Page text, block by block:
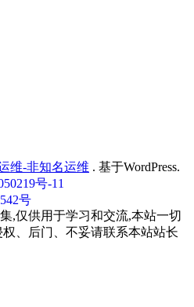
维-非知名运维 . 基于WordPress.
号-11
号
,仅供用于学习和交流,本站一切
、后门、不妥请联系本站站长